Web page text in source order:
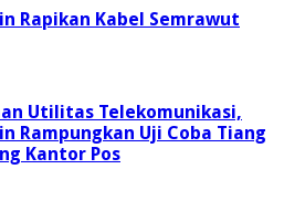
Rapikan Kabel Semrawut
Utilitas Telekomunikasi,
Rampungkan Uji Coba Tiang
Kantor Pos